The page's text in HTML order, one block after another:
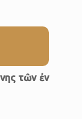
τῶν ἐν